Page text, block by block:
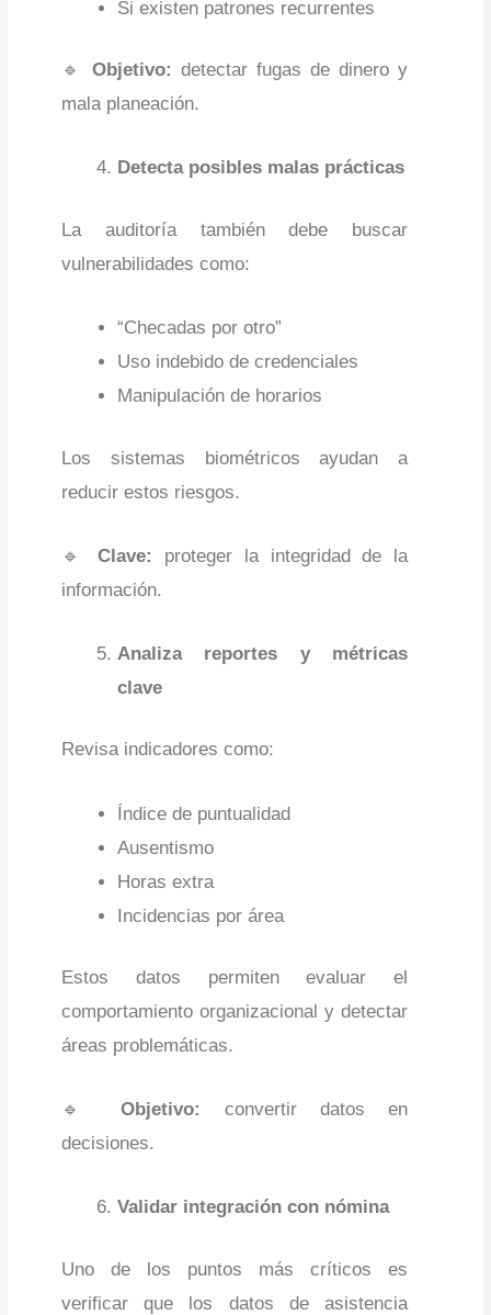
Si existen patrones recurrentes
🔹Objetivo: detectar fugas de dinero y
mala planeación.
Detecta posibles malas prácticas
La auditoría también debe buscar
vulnerabilidades como:
“Checadas por otro”
Uso indebido de credenciales
Manipulación de horarios
Los sistemas biométricos ayudan a
reducir estos riesgos.
🔹Clave:
proteger la integridad de la
información.
Analiza reportes y métricas
clave
Revisa indicadores como:
Índice de puntualidad
Ausentismo
Horas extra
Incidencias por área
Estos datos permiten evaluar el
comportamiento organizacional y detectar
áreas problemáticas.
🔹Objetivo:
convertir datos en
decisiones.
Validar integración con nómina
Uno de los puntos más críticos es
verificar que los datos de asistencia